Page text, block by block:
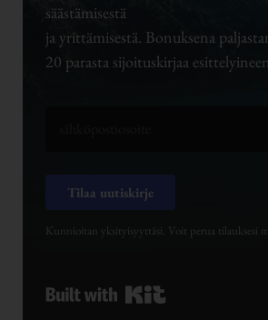
säästämisestä
ja yrittämisestä. Bonuksena
20 parasta sijoituskirjaa
Tilaa uutiskirje
Kunnioitan yksityisyyttäsi. Voit perua tilauksesi